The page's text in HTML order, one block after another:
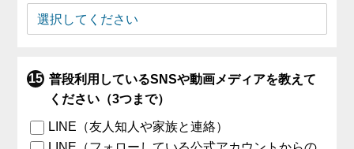
普段利用しているSNSや動画メディアを教えて
ください（3つまで）
LINE（友人知人や家族と連絡）